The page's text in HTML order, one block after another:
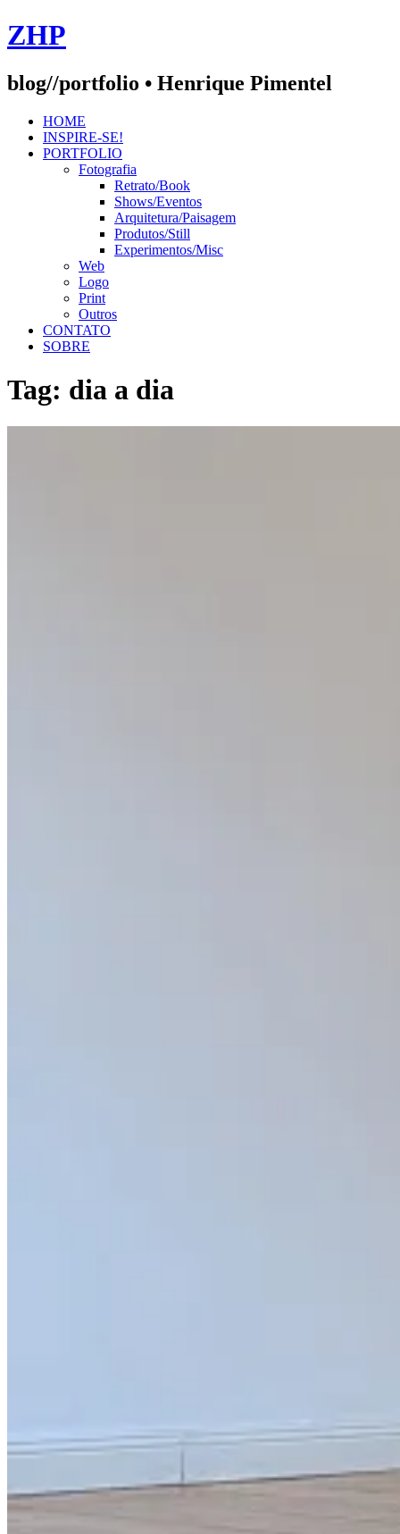
Skip
to
ZHP
blog//portfolio • Henrique Pimentel
HOME
INSPIRE-SE!
PORTFOLIO
Fotografia
Retrato/Book
Shows/Eventos
Arquitetura/Paisagem
Produtos/Still
Experimentos/Misc
Web
Logo
Print
Outros
CONTATO
SOBRE
Tag: dia a dia